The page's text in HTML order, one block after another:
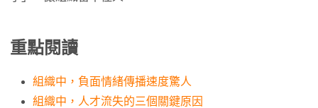
重點閱讀
組織中，負面情緒傳播速度驚人
組織中，人才流失的三個關鍵原因